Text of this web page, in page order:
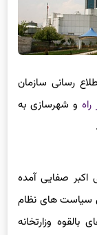
رسانی سازمان
راه و شهرسازی به
صفایی آمده
سیاست های نظام
وزارتخانه